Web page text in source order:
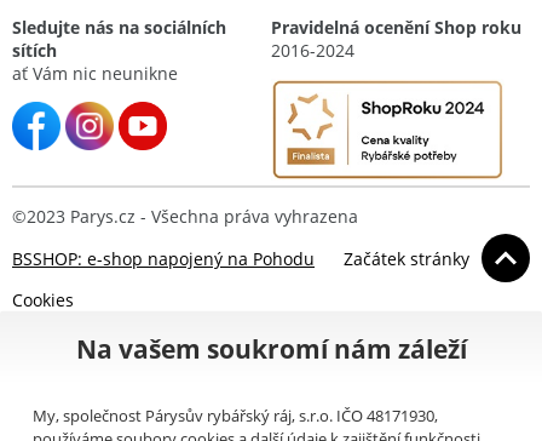
Sledujte nás na sociálních
sítích
ať Vám nic neunikne
Pravidelná ocenění Shop roku
2016-2024
©2023 Parys.cz - Všechna práva vyhrazena
BSSHOP: e-shop napojený na Pohodu
Začátek stránky
Cookies
Na vašem soukromí nám záleží
My, společnost Párysův rybářský ráj, s.r.o. IČO 48171930,